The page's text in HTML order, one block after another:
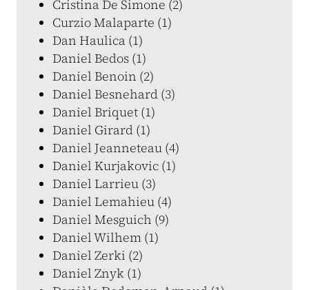
Cristina De Simone (2)
Curzio Malaparte (1)
Dan Haulica (1)
Daniel Bedos (1)
Daniel Benoin (2)
Daniel Besnehard (3)
Daniel Briquet (1)
Daniel Girard (1)
Daniel Jeanneteau (4)
Daniel Kurjakovic (1)
Daniel Larrieu (3)
Daniel Lemahieu (4)
Daniel Mesguich (9)
Daniel Wilhem (1)
Daniel Zerki (2)
Daniel Znyk (1)